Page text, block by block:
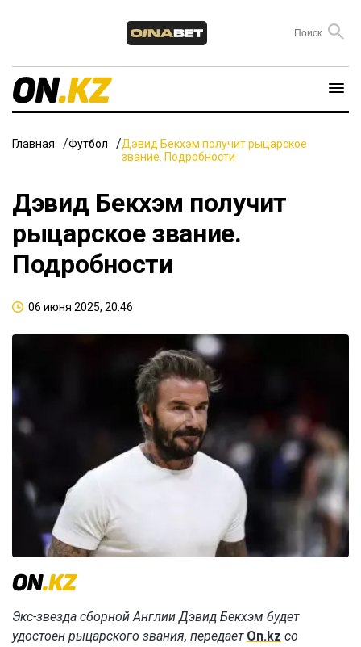
Главная Футбол
Дэвид Бекхэм получит рыцарское
звание. Подробности
Дэвид Бекхэм получит
рыцарское звание.
Подробности
06 июня 2025, 20:46
Экс-звезда сборной Англии Дэвид Бекхэм будет
удостоен рыцарского звания, передает On.kz со